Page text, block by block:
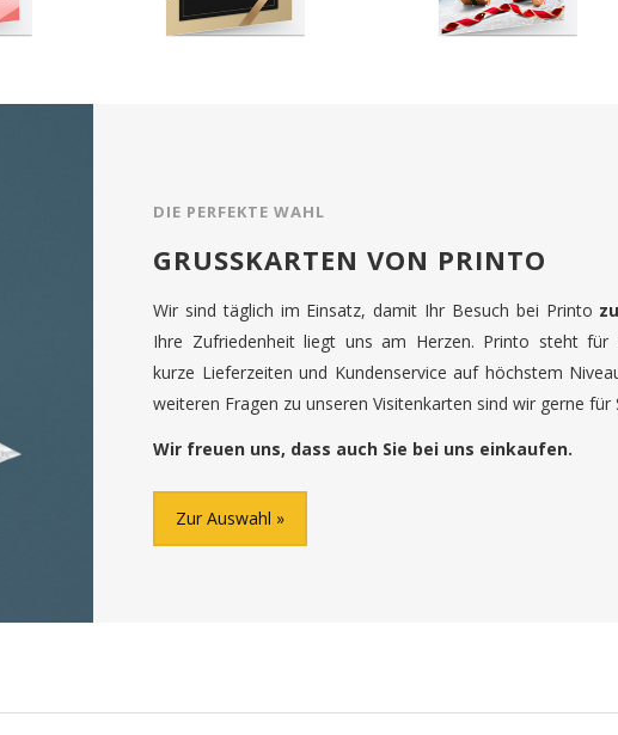
DIE PERFEKTE WAHL
GRUSSKARTEN VON PRINTO
Wir sind täglich im Einsatz, damit Ihr Besuch bei Printo
Ihre Zufriedenheit liegt uns am Herzen. Printo steht für
kurze Lieferzeiten und Kundenservice auf höchstem
weiteren Fragen zu unseren Visitenkarten sind wir gerne für
Wir freuen uns, dass auch Sie bei uns einkaufen.
Zur Auswahl